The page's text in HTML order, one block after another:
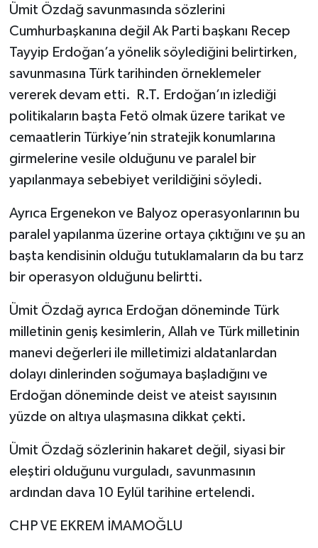
Ümit Özdağ savunmasında sözlerini
Cumhurbaşkanına değil Ak Parti başkanı Recep
Tayyip Erdoğan’a yönelik söylediğini belirtirken,
savunmasına Türk tarihinden örneklemeler
vererek devam etti. R.T. Erdoğan’ın izlediği
politikaların başta Fetö olmak üzere tarikat ve
cemaatlerin Türkiye’nin stratejik konumlarına
girmelerine vesile olduğunu ve paralel bir
yapılanmaya sebebiyet verildiğini söyledi.
Ayrıca Ergenekon ve Balyoz operasyonlarının bu
paralel yapılanma üzerine ortaya çıktığını ve şu an
başta kendisinin olduğu tutuklamaların da bu tarz
bir operasyon olduğunu belirtti.
Ümit Özdağ ayrıca Erdoğan döneminde Türk
milletinin geniş kesimlerin, Allah ve Türk milletinin
manevi değerleri ile milletimizi aldatanlardan
dolayı dinlerinden soğumaya başladığını ve
Erdoğan döneminde deist ve ateist sayısının
yüzde on altıya ulaşmasına dikkat çekti.
Ümit Özdağ sözlerinin hakaret değil, siyasi bir
eleştiri olduğunu vurguladı, savunmasının
ardından dava 10 Eylül tarihine ertelendi.
CHP VE EKREM İMAMOĞLU